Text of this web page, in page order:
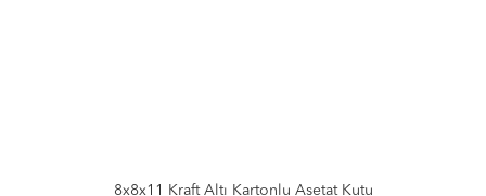
8x8x11 Kraft Altı Kartonlu Asetat Kutu